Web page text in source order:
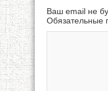
Ваш email не
Обязательные